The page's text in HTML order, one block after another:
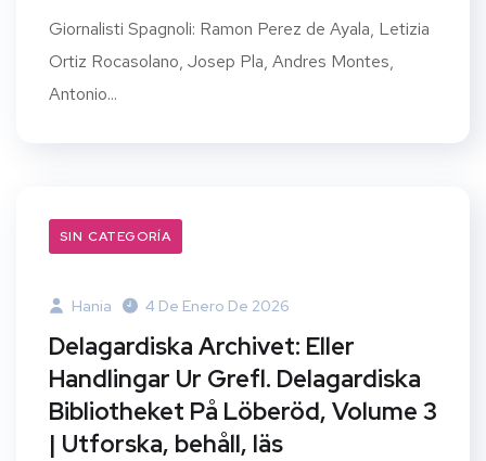
Giornalisti Spagnoli: Ramon Perez de Ayala, Letizia
Ortiz Rocasolano, Josep Pla, Andres Montes,
Antonio...
SIN CATEGORÍA
Hania 4 De Enero De 2026
Delagardiska Archivet: Eller
Handlingar Ur Grefl. Delagardiska
Bibliotheket På Löberöd, Volume 3
| Utforska, behåll, läs